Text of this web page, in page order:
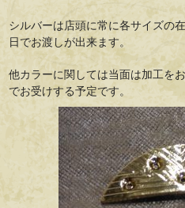
シルバーは店頭に常に各サイズの
日でお渡しが出来ます。
他カラーに関しては当面は加工を
でお受けする予定です。